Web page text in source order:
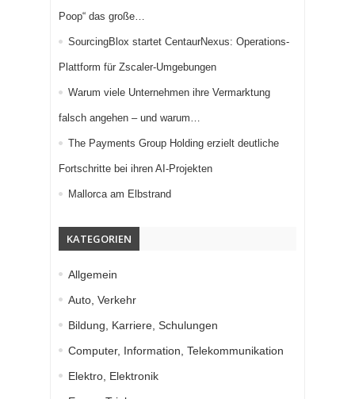
Poop“ das große…
SourcingBlox startet CentaurNexus: Operations-
Plattform für Zscaler-Umgebungen
Warum viele Unternehmen ihre Vermarktung
falsch angehen – und warum…
The Payments Group Holding erzielt deutliche
Fortschritte bei ihren AI-Projekten
Mallorca am Elbstrand
KATEGORIEN
Allgemein
Auto, Verkehr
Bildung, Karriere, Schulungen
Computer, Information, Telekommunikation
Elektro, Elektronik